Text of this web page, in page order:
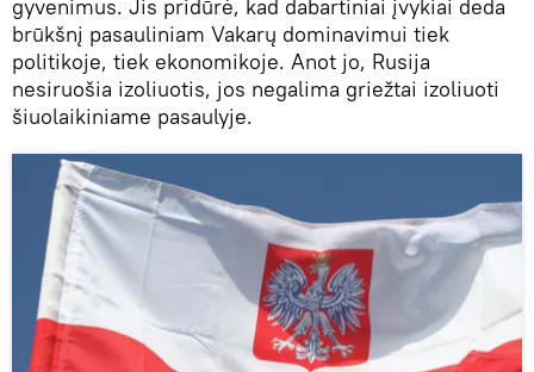
gyvenimus. Jis pridūrė, kad dabartiniai įvykiai deda
brūkšnį pasauliniam Vakarų dominavimui tiek
politikoje, tiek ekonomikoje. Anot jo, Rusija
nesiruošia izoliuotis, jos negalima griežtai izoliuoti
šiuolaikiniame pasaulyje.